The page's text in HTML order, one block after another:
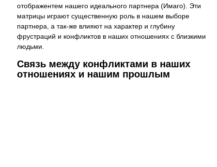
отображентем нашего идеального партнера (Имаго). Эти
матрицы играют существенную роль в нашем выборе
партнера, а так-же влияют на характер и глубину
фрустраций и конфликтов в наших отношениях с близкими
людьми.
Связь между конфликтами в наших
отношениях и нашим прошлым